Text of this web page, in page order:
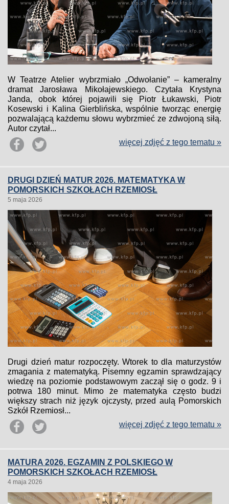
W Teatrze Atelier wybrzmiało „Odwołanie” – kameralny
dramat Jarosława Mikołajewskiego. Czytała Krystyna
Janda, obok której pojawili się Piotr Łukawski, Piotr
Kosewski i Kalina Gierblińska, wspólnie tworząc energię
pozwalającą każdemu słowu wybrzmieć ze zdwojoną siłą.
Autor czytał...
więcej zdjęć z tego tematu »
DRUGI DZIEŃ MATUR 2026. MATEMATYKA W
POMORSKICH SZKOŁACH RZEMIOSŁ
5 maja 2026
Drugi dzień matur rozpoczęty. Wtorek to dla maturzystów
zmagania z matematyką. Pisemny egzamin sprawdzający
wiedzę na poziomie podstawowym zaczął się o godz. 9 i
potrwa 180 minut. Mimo że matematyka często budzi
większy strach niż język ojczysty, przed aulą Pomorskich
Szkół Rzemiosł...
więcej zdjęć z tego tematu »
MATURA 2026. EGZAMIN Z POLSKIEGO W
POMORSKICH SZKOŁACH RZEMIOSŁ
4 maja 2026